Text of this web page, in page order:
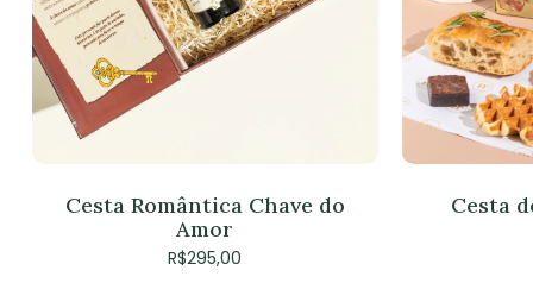
Cesta Romântica Chave do
Amor
R$295,00
Cesta